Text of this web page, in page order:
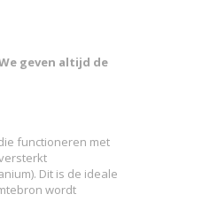
We geven altijd de
functioneren met
Dit is de ideale
wordt